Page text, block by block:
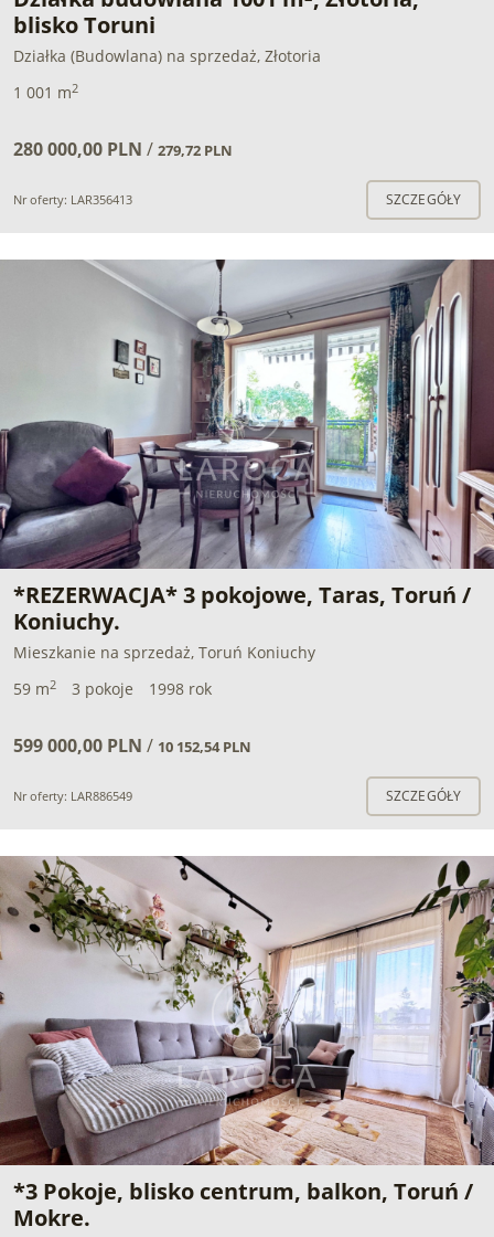
blisko Toruni
Działka (Budowlana) na sprzedaż, Złotoria
1 001 m2
280 000,00 PLN / 279,72 PLN
Nr oferty: LAR356413 SZCZEGÓŁY
*REZERWACJA* 3 pokojowe, Taras, Toruń /
Koniuchy.
Mieszkanie na sprzedaż, Toruń Koniuchy
59 m2 3 pokoje 1998 rok
599 000,00 PLN / 10 152,54 PLN
Nr oferty: LAR886549 SZCZEGÓŁY
*3 Pokoje, blisko centrum, balkon, Toruń /
Mokre.